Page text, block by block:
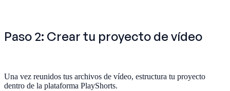
Paso 2: Crear tu proyecto de vídeo
Una vez reunidos tus archivos de vídeo, estructura tu proyecto
dentro de la plataforma PlayShorts.